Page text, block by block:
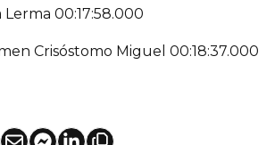
Lerma 00:17:58.000
Crisóstomo Miguel 00:18:37.000